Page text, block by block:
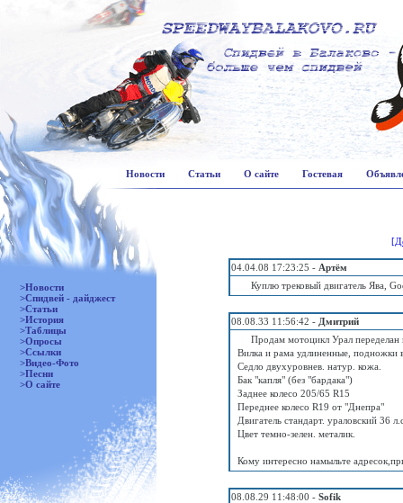
Новости Статьи О сайте Гостевая
>Новости
>Спидвей - дайджест
>Статьи
>История
>Таблицы
>Опросы
>Ссылки
>Видео-Фото
>Песни
>О сайте
04.04.08 17:23:25 - Артём
Куплю трековый двигатель Ява,
08.08.33 11:56:42 - Дмитрий
Продам мотоцикл Урал переделан
Вилка и рама удлиненные, подножки
Седло двухуровнев. натур. кожа.
Бак "капля" (без "бардака")
Заднее колесо 205/65 R15
Переднее колесо R19 от "Днепра"
Двигатель стандарт. ураловский 36
Цвет темно-зелен. металик.
Кому интересно намыльте
08.08.29 11:48:00 - Sofik